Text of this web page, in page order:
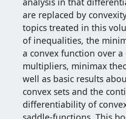
are replaced by
topics treated in this
of inequalities, the
a convex function over a
multipliers, minimax
well as basic results
convex sets and the
differentiability of